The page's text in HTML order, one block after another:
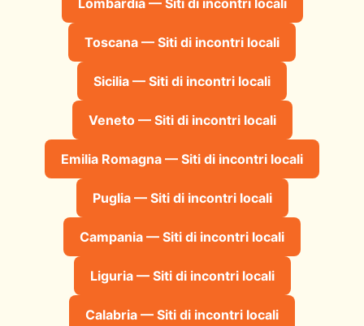
Toscana — Siti di incontri locali
Sicilia — Siti di incontri locali
Veneto — Siti di incontri locali
Emilia Romagna — Siti di incontri locali
Puglia — Siti di incontri locali
Campania — Siti di incontri locali
Liguria — Siti di incontri locali
Calabria — Siti di incontri locali